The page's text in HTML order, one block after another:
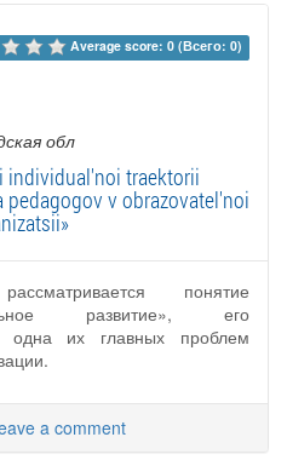
Average score: 0 (Всего: 0)
обл
individual'noi traektorii
v obrazovatel'noi
понятие
развитие», его
одна их главных проблем
a comment